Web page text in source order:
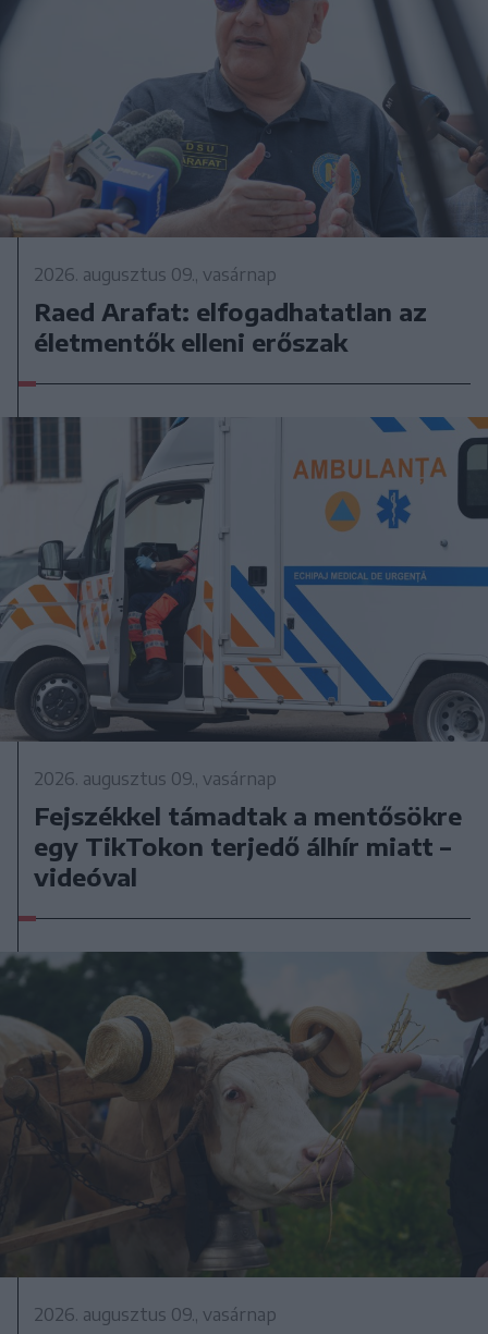
2026. augusztus 09., vasárnap
Raed Arafat: elfogadhatatlan az
életmentők elleni erőszak
2026. augusztus 09., vasárnap
Fejszékkel támadtak a mentősökre
egy TikTokon terjedő álhír miatt –
videóval
2026. augusztus 09., vasárnap